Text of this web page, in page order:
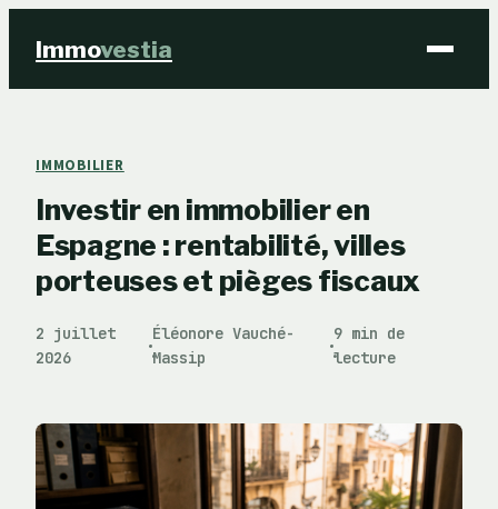
Immovestia
Immobilier
Business
Éducation & Emploi
IMMOBILIER
Investir en immobilier en
Espagne : rentabilité, villes
porteuses et pièges fiscaux
2 juillet
2026
·
Éléonore Vauché-
Massip
·
9 min de
lecture